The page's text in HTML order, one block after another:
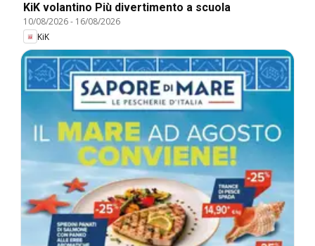
KiK volantino Più divertimento a scuola
10/08/2026- 16/08/2026
KiK